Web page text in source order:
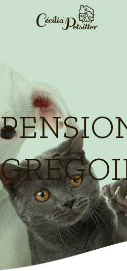
Panneau de gestion des cookies